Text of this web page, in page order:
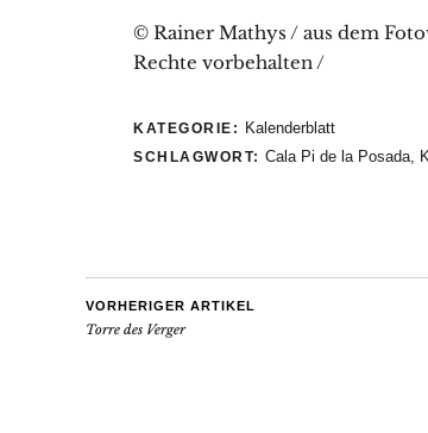
© Rainer Mathys / aus dem
Rechte vorbehalten /
KATEGORIE: Kalenderblatt
SCHLAGWORT: Cala Pi de la Posada,
VORHERIGER ARTIKEL
Torre des Verger